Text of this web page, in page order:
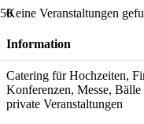
Keine Veranstaltungen
Information
Catering für Hochzeiten,
Konferenzen, Messe,
private Veranstaltungen